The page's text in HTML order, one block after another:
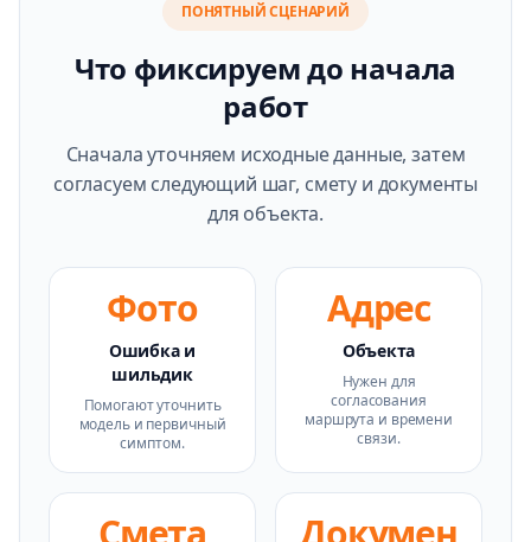
ПОНЯТНЫЙ СЦЕНАРИЙ
Что фиксируем до начала
работ
Сначала уточняем исходные данные, затем
согласуем следующий шаг, смету и документы
для объекта.
Фото
Ошибка и
шильдик
Помогают уточнить
модель и первичный
симптом.
Адрес
Объекта
Нужен для
согласования
маршрута и времени
связи.